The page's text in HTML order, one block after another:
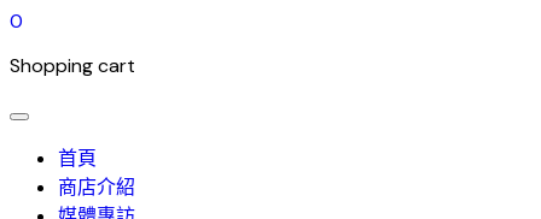
0
Shopping cart
首頁
商店介紹